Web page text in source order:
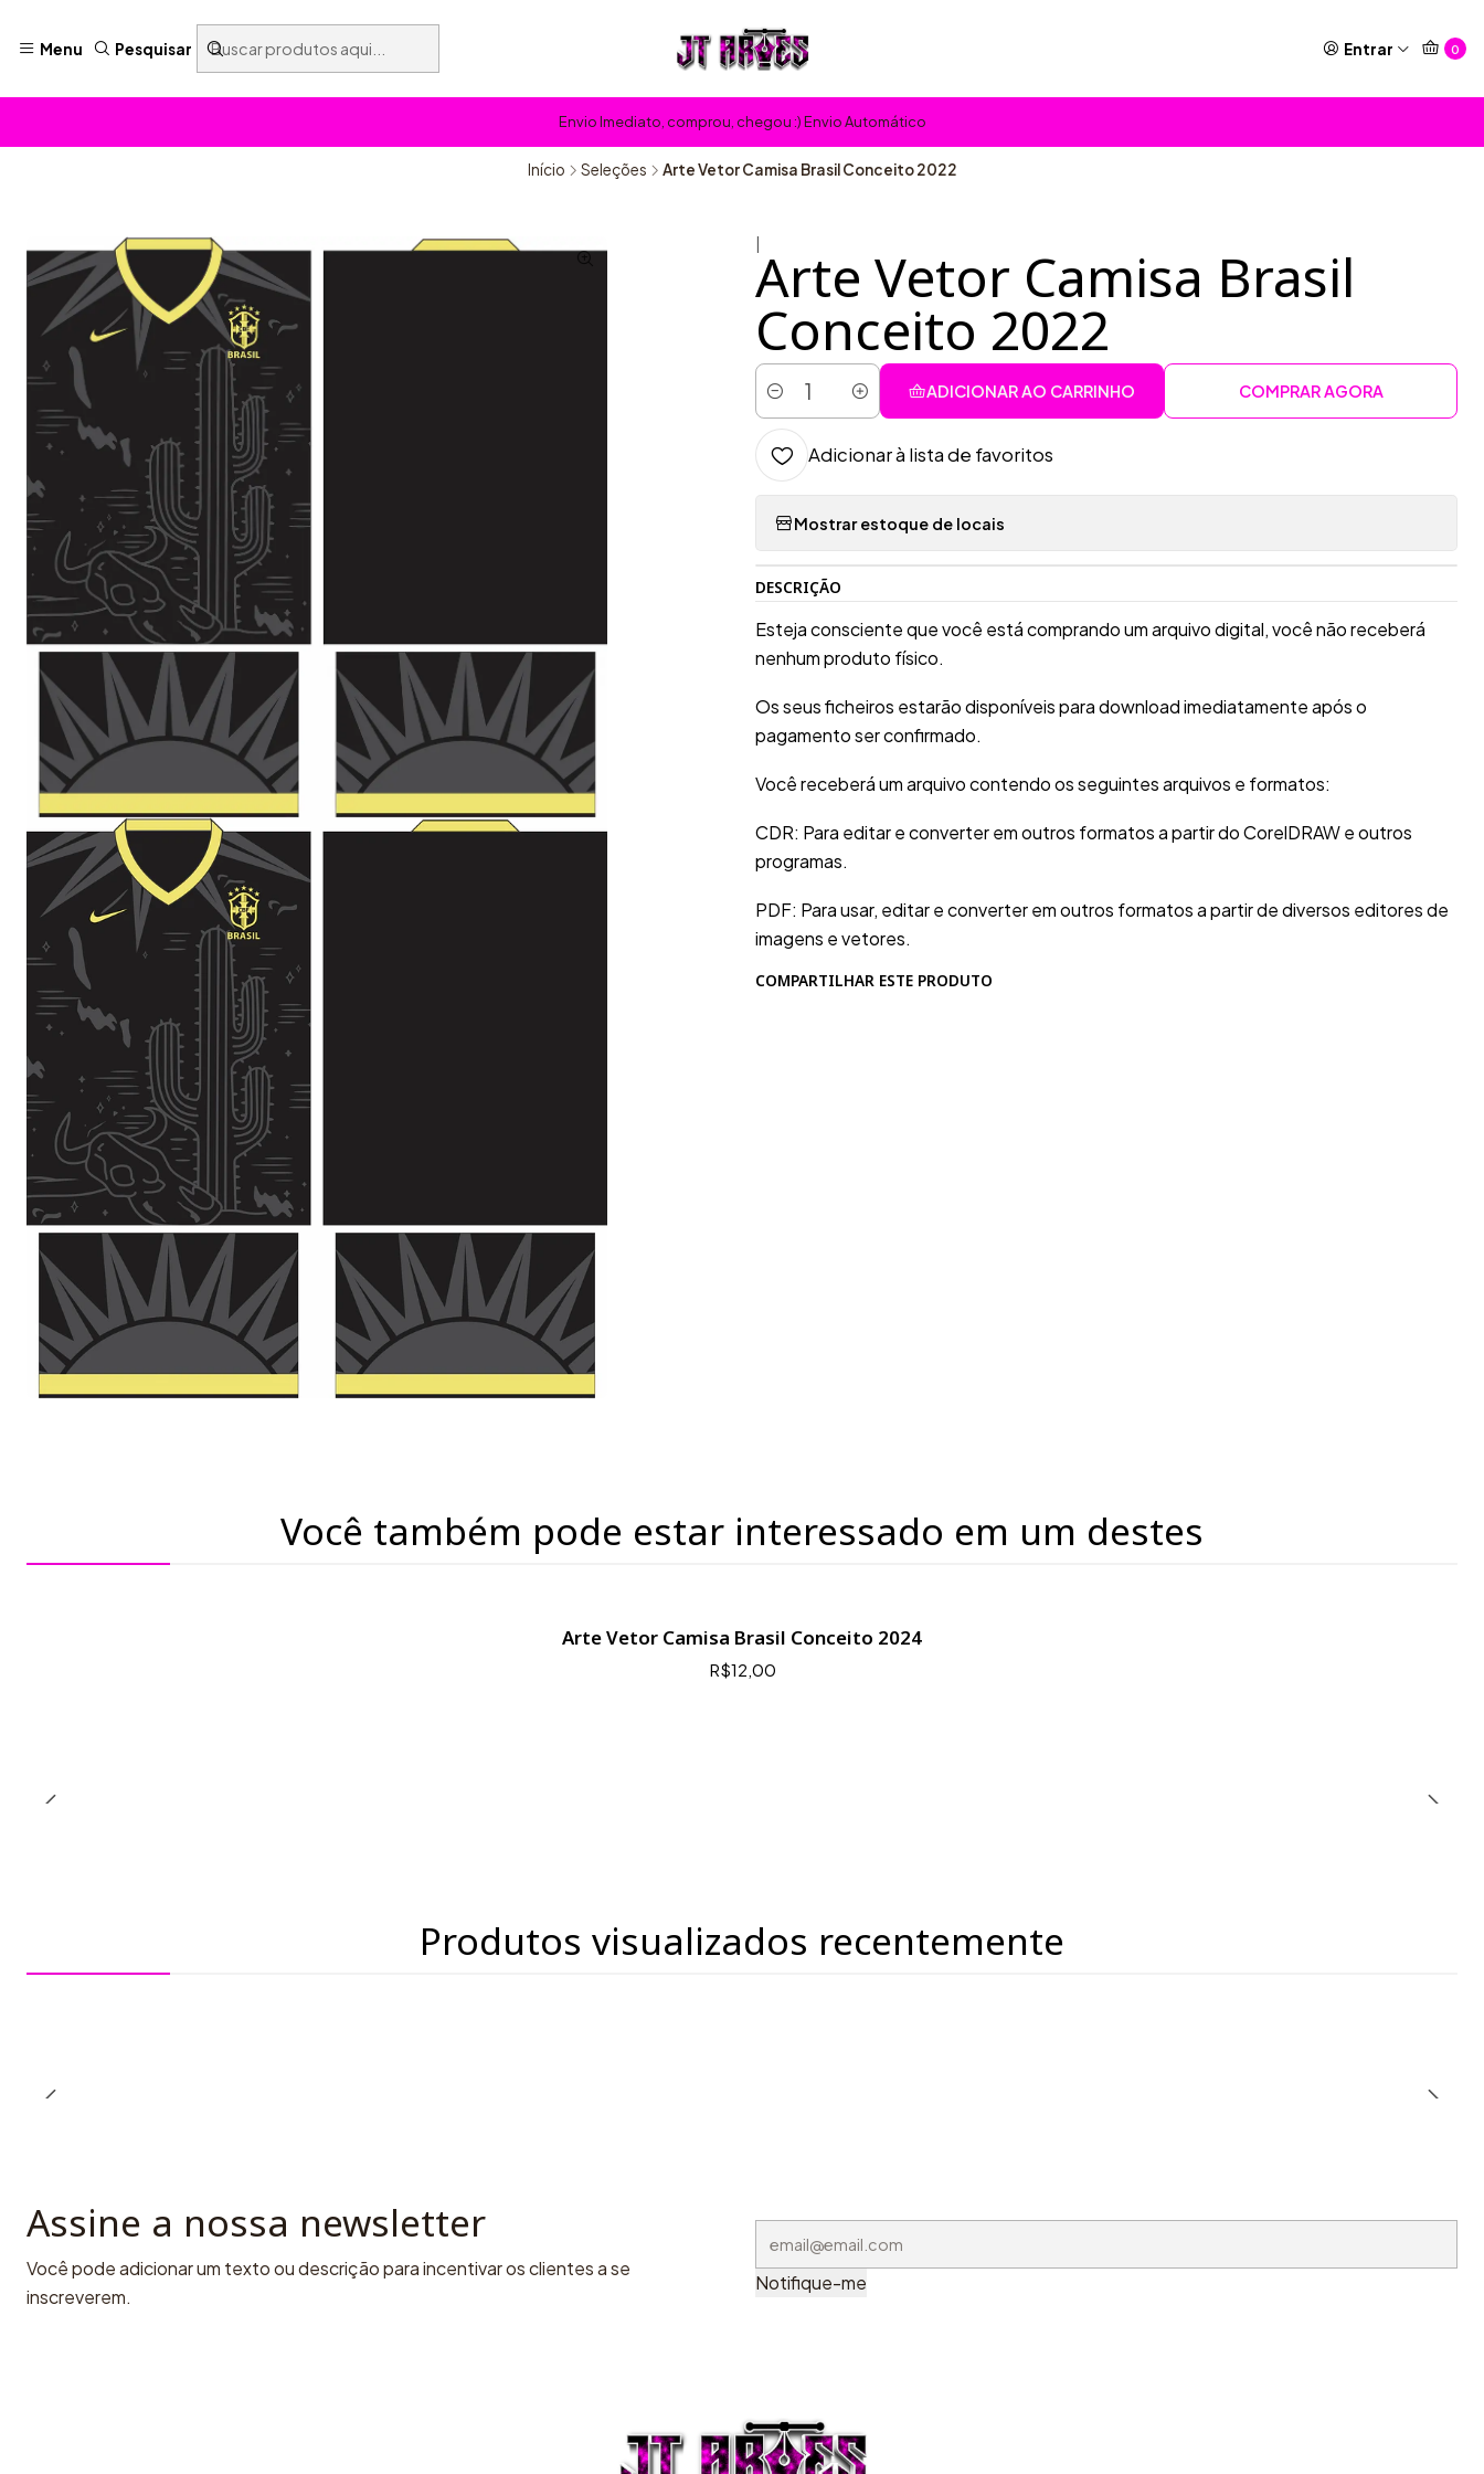
Menu Pesquisar Entrar 0
Envio Imediato, comprou, chegou :) Envio Automático
Início Seleções Arte Vetor Camisa Brasil Conceito 2022
Arte Vetor Camisa Brasil
Conceito 2022
Quantidade
ADICIONAR AO CARRINHO COMPRAR AGORA
Adicionar à lista de favoritos
Mostrar estoque de locais
DESCRIÇÃO
Esteja consciente que você está comprando um arquivo digital, você não receberá
nenhum produto físico.
Os seus ficheiros estarão disponíveis para download imediatamente após o
pagamento ser confirmado.
Você receberá um arquivo contendo os seguintes arquivos e formatos:
CDR: Para editar e converter em outros formatos a partir do CorelDRAW e outros
programas.
PDF: Para usar, editar e converter em outros formatos a partir de diversos editores de
imagens e vetores.
COMPARTILHAR ESTE PRODUTO
Você também pode estar interessado em um destes
Arte Vetor Camisa Brasil Conceito 2024
R$12,00
Produtos visualizados recentemente
Assine a nossa newsletter
Você pode adicionar um texto ou descrição para incentivar os clientes a se
inscreverem.
Notifique-me